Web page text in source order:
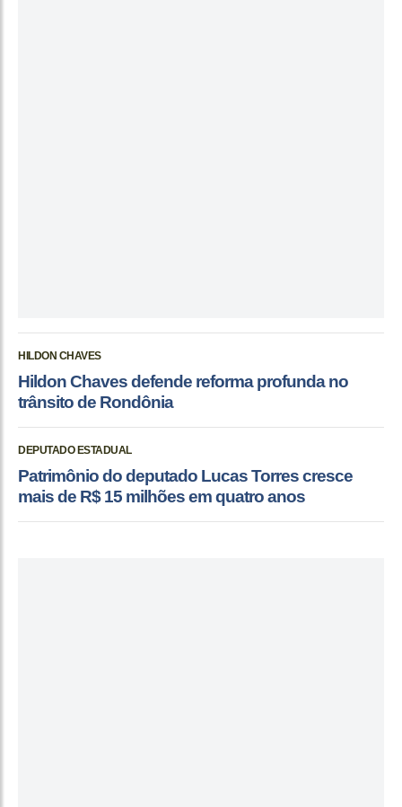
HILDON CHAVES
Hildon Chaves defende reforma profunda no
trânsito de Rondônia
DEPUTADO ESTADUAL
Patrimônio do deputado Lucas Torres cresce
mais de R$ 15 milhões em quatro anos